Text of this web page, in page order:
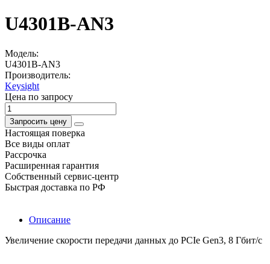
U4301B-AN3
Модель:
U4301B-AN3
Производитель:
Keysight
Цена по запросу
Запросить цену
Настоящая поверка
Все виды оплат
Рассрочка
Расширенная гарантия
Собственный сервис-центр
Быстрая доставка по РФ
Описание
Увеличение скорости передачи данных до PCIe Gen3, 8 Гбит/с